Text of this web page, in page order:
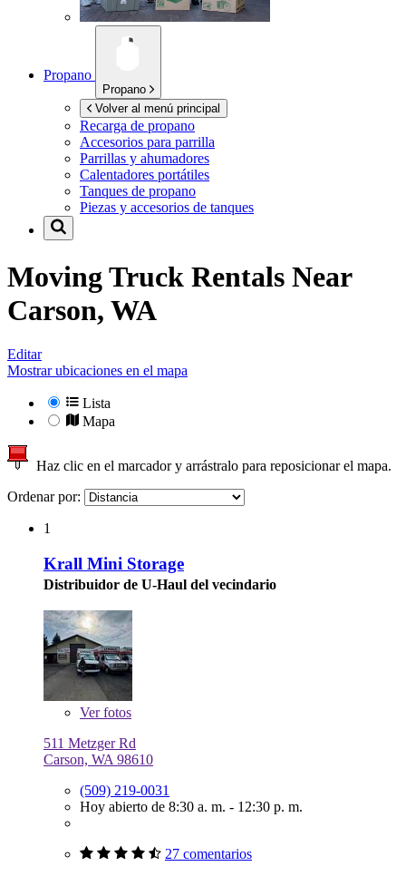
Propano
Propano
Volver al menú principal
Recarga de propano
Accesorios para parrilla
Parrillas y ahumadores
Calentadores portátiles
Tanques de propano
Piezas y accesorios de tanques
Moving Truck Rentals Near
Carson, WA
Editar
Mostrar ubicaciones en el mapa
Lista
Mapa
Haz clic en el marcador y arrástralo para reposicionar el mapa.
Ordenar por:
1
Krall Mini Storage
Distribuidor de U-Haul del vecindario
Verfotos
511 Metzger Rd
Carson, WA 98610
(509) 219-0031
Hoy abierto de 8:30 a. m. - 12:30 p. m.
27 comentarios